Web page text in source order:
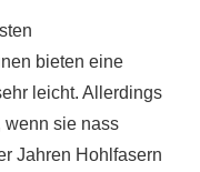
bieten eine
leicht. Allerdings
wenn sie nass
Jahren Hohlfasern